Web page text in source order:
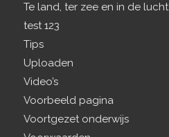
Te land, ter zee en in de lucht
test 123
Tips
Uploaden
Video’s
Voorbeeld pagina
Voortgezet onderwijs